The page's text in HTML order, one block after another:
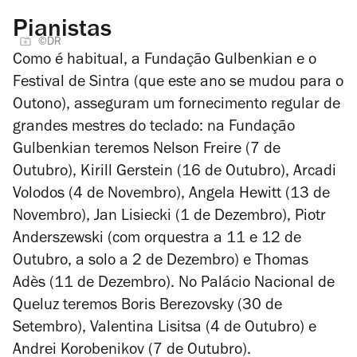
Pianistas
©DR
Como é habitual, a Fundação Gulbenkian e o
Festival de Sintra (que este ano se mudou para o
Outono), asseguram um fornecimento regular de
grandes mestres do teclado: na Fundação
Gulbenkian teremos Nelson Freire (7 de
Outubro), Kirill Gerstein (16 de Outubro), Arcadi
Volodos (4 de Novembro), Angela Hewitt (13 de
Novembro), Jan Lisiecki (1 de Dezembro), Piotr
Anderszewski (com orquestra a 11 e 12 de
Outubro, a solo a 2 de Dezembro) e Thomas
Adès (11 de Dezembro). No Palácio Nacional de
Queluz teremos Boris Berezovsky (30 de
Setembro), Valentina Lisitsa (4 de Outubro) e
Andrei Korobenikov (7 de Outubro).